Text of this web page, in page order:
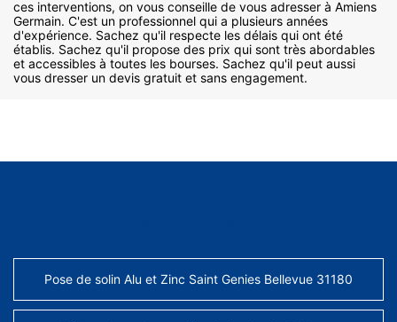
ces interventions, on vous conseille de vous adresser à Amiens
Germain. C'est un professionnel qui a plusieurs années
d'expérience. Sachez qu'il respecte les délais qui ont été
établis. Sachez qu'il propose des prix qui sont très abordables
et accessibles à toutes les bourses. Sachez qu'il peut aussi
vous dresser un devis gratuit et sans engagement.
Pose de solin Alu et Zinc Saint Genies Bellevue 31180